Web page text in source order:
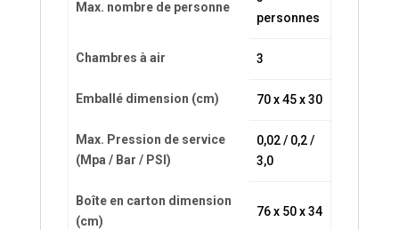
Max. nombre de personne
personnes
Chambres à air 3
Emballé dimension (cm) 70 x 45 x 30
Max. Pression de service
(Mpa / Bar / PSI)
0,02 / 0,2 /
3,0
Boîte en carton dimension
(cm)
76 x 50 x 34